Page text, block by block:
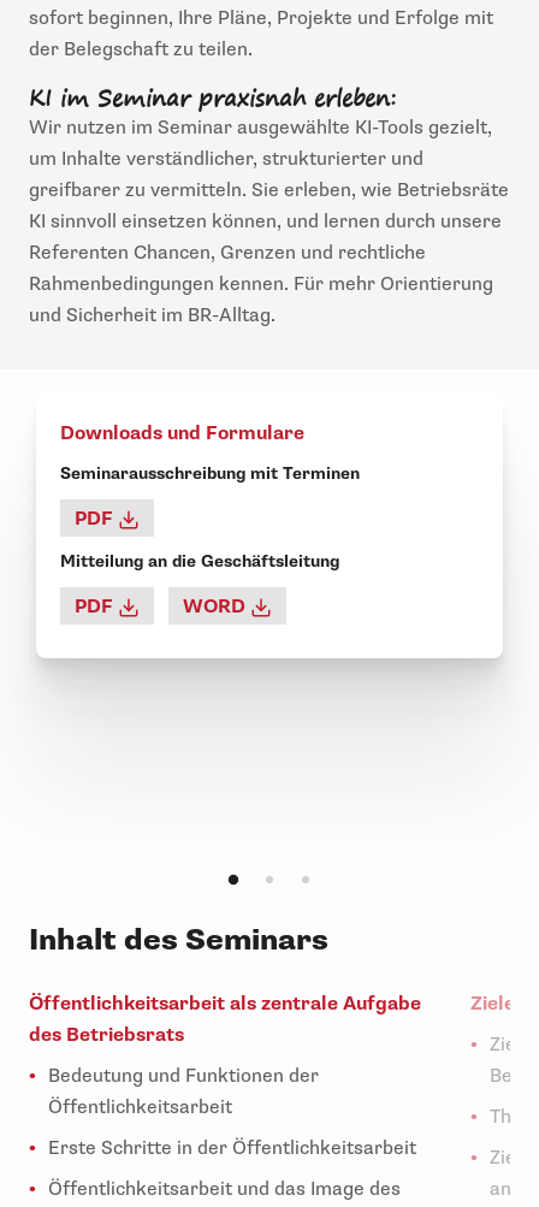
sofort beginnen, Ihre Pläne, Projekte und Erfolge mit
der Belegschaft zu teilen.
KI im Seminar praxisnah erleben:
Wir nutzen im Seminar ausgewählte KI-Tools gezielt,
um Inhalte verständlicher, strukturierter und
greifbarer zu vermitteln. Sie erleben, wie Betriebsräte
KI sinnvoll einsetzen können, und lernen durch unsere
Referenten Chancen, Grenzen und rechtliche
Rahmenbedingungen kennen. Für mehr Orientierung
und Sicherheit im BR-Alltag.
Downloads und Formulare
Seminarausschreibung mit Terminen
PDF
Mitteilung an die Geschäftsleitung
PDF WORD
Inhalt des Seminars
Öffentlichkeitsarbeit als zentrale Aufgabe
des Betriebsrats
Bedeutung und Funktionen der
Öffentlichkeitsarbeit
Erste Schritte in der Öffentlichkeitsarbeit
Öffentlichkeitsarbeit und das Image des
Ziele,
Ziele